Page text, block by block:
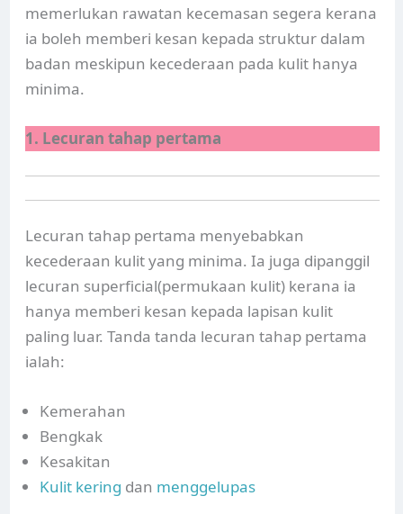
memerlukan rawatan kecemasan segera kerana
ia boleh memberi kesan kepada struktur dalam
badan meskipun kecederaan pada kulit hanya
minima.
1. Lecuran tahap pertama
Lecuran tahap pertama menyebabkan
kecederaan kulit yang minima. Ia juga dipanggil
lecuran superficial(permukaan kulit) kerana ia
hanya memberi kesan kepada lapisan kulit
paling luar. Tanda tanda lecuran tahap pertama
ialah:
Kemerahan
Bengkak
Kesakitan
Kulit kering dan menggelupas